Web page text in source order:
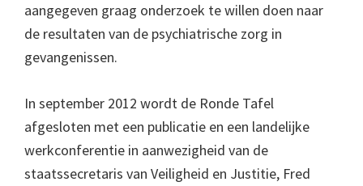
aangegeven graag onderzoek te willen doen naar
de resultaten van de psychiatrische zorg in
gevangenissen.
In september 2012 wordt de Ronde Tafel
afgesloten met een publicatie en een landelijke
werkconferentie in aanwezigheid van de
staatssecretaris van Veiligheid en Justitie, Fred